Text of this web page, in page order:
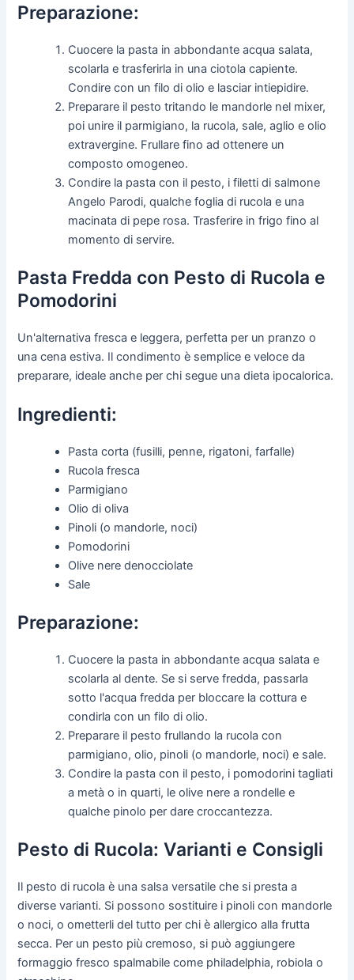
Preparazione:
Cuocere la pasta in abbondante acqua salata,
scolarla e trasferirla in una ciotola capiente.
Condire con un filo di olio e lasciar intiepidire.
Preparare il pesto tritando le mandorle nel mixer,
poi unire il parmigiano, la rucola, sale, aglio e olio
extravergine. Frullare fino ad ottenere un
composto omogeneo.
Condire la pasta con il pesto, i filetti di salmone
Angelo Parodi, qualche foglia di rucola e una
macinata di pepe rosa. Trasferire in frigo fino al
momento di servire.
Pasta Fredda con Pesto di Rucola e
Pomodorini
Un'alternativa fresca e leggera, perfetta per un pranzo o
una cena estiva. Il condimento è semplice e veloce da
preparare, ideale anche per chi segue una dieta ipocalorica.
Ingredienti:
Pasta corta (fusilli, penne, rigatoni, farfalle)
Rucola fresca
Parmigiano
Olio di oliva
Pinoli (o mandorle, noci)
Pomodorini
Olive nere denocciolate
Sale
Preparazione:
Cuocere la pasta in abbondante acqua salata e
scolarla al dente. Se si serve fredda, passarla
sotto l'acqua fredda per bloccare la cottura e
condirla con un filo di olio.
Preparare il pesto frullando la rucola con
parmigiano, olio, pinoli (o mandorle, noci) e sale.
Condire la pasta con il pesto, i pomodorini tagliati
a metà o in quarti, le olive nere a rondelle e
qualche pinolo per dare croccantezza.
Pesto di Rucola: Varianti e Consigli
Il pesto di rucola è una salsa versatile che si presta a
diverse varianti. Si possono sostituire i pinoli con mandorle
o noci, o ometterli del tutto per chi è allergico alla frutta
secca. Per un pesto più cremoso, si può aggiungere
formaggio fresco spalmabile come philadelphia, robiola o